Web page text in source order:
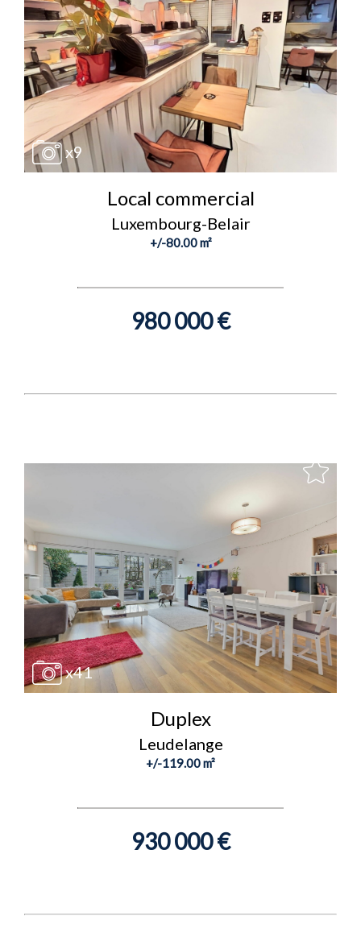
x9
Local commercial
Luxembourg-Belair
+/-80.00 m²
980 000 €
x41
Duplex
Leudelange
+/-119.00 m²
930 000 €